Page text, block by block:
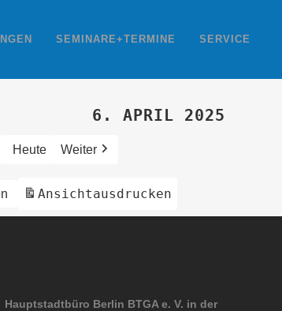
SEMINARE+TERMINE SERVICE
6. APRIL 2025
Heute Weiter
Ansichtausdrucken
Hauptstadtbüro Berlin BTGA e. V. in der